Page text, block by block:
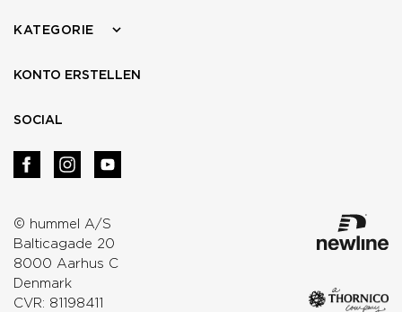
© hummel A/S
Balticagade 20
8000 Aarhus C
Denmark
CVR: 81198411
KATEGORIE
KONTO ERSTELLEN
SOCIAL